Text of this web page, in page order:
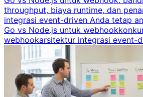
throughput, biaya runtime, dan
integrasi event-driven Anda tetap
Go vs Node.js untuk webhook
webhookarsitektur integrasi event-